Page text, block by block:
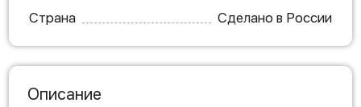
Страна
Сделано в России
Описание